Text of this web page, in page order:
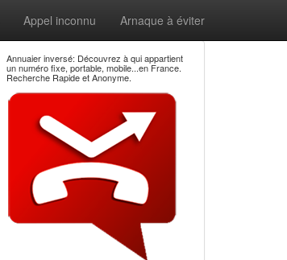
Appel inconnu Arnaque à éviter
Annuaier inversé: Découvrez à qui appartient
un numéro fixe, portable, mobile...en France.
Recherche Rapide et Anonyme.